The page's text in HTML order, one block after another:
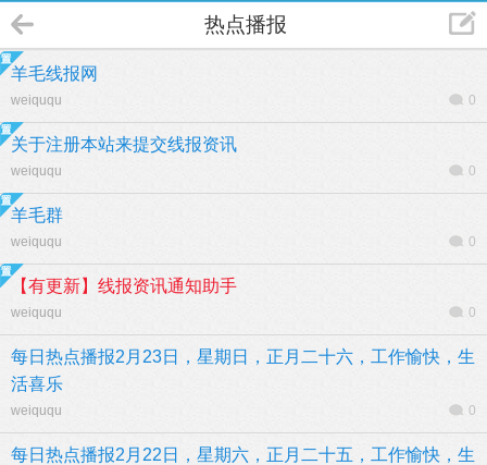
热点播报
羊毛线报网
weiququ 0
关于注册本站来提交线报资讯
weiququ 0
羊毛群
weiququ 0
【有更新】线报资讯通知助手
weiququ 0
每日热点播报2月23日，星期日，正月二十六，工作愉快，生
活喜乐
weiququ 0
每日热点播报2月22日，星期六，正月二十五，工作愉快，生